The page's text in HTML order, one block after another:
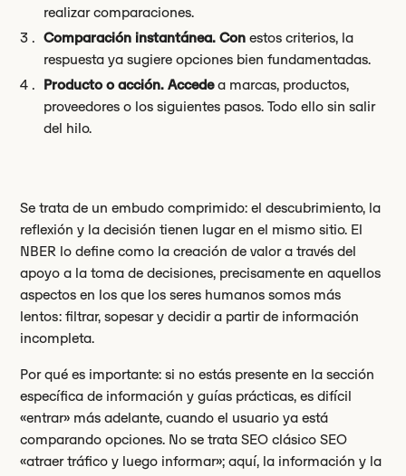
realizar comparaciones.
Comparación instantánea. Conestos criterios, la
respuesta ya sugiere opciones bien fundamentadas.
Producto o acción. Accedea marcas, productos,
proveedores o los siguientes pasos. Todo ello sin salir
del hilo.
Se trata de un embudo comprimido: el descubrimiento, la
reflexión y la decisión tienen lugar en el mismo sitio. El
NBER lo define como la creación de valor a través del
apoyo a la toma de decisiones, precisamente en aquellos
aspectos en los que los seres humanos somos más
lentos: filtrar, sopesar y decidir a partir de información
incompleta.
Por qué es importante: si no estás presente en la sección
específica de información y guías prácticas, es difícil
«entrar» más adelante, cuando el usuario ya está
comparando opciones. No se trata SEO clásico SEO
«atraer tráfico y luego informar»; aquí, la información y la